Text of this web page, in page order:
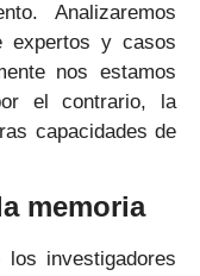
Analizaremos
expertos y casos
nos estamos
el contrario, la
capacidades de
memoria
investigadores